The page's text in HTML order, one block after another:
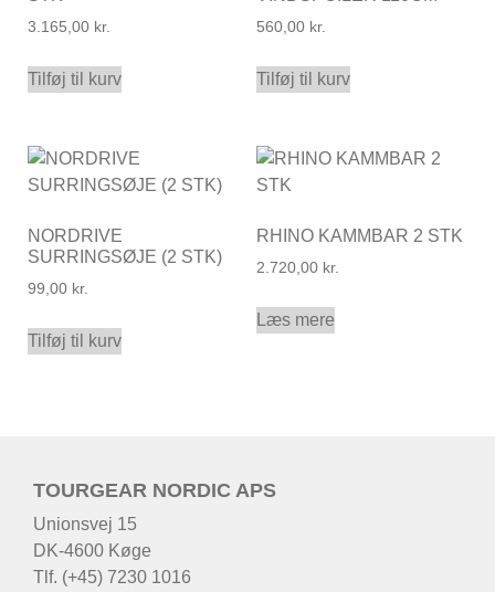
3.165,00 kr.
Tilføj til kurv
560,00 kr.
Tilføj til kurv
NORDRIVE
SURRINGSØJE (2 STK)
99,00 kr.
Tilføj til kurv
RHINO KAMMBAR 2 STK
2.720,00 kr.
Læs mere
TOURGEAR NORDIC APS
Unionsvej 15
DK-4600 Køge
Tlf. (+45) 7230 1016